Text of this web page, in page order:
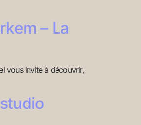
– La
vous invite à découvrir,
studio